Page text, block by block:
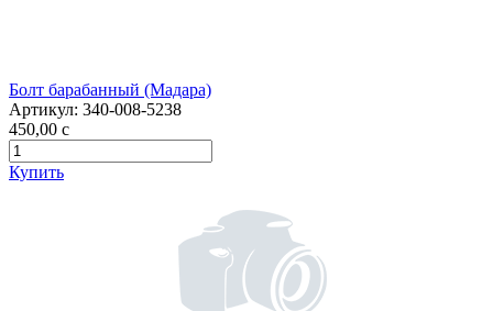
Болт барабанный (Мадара)
Артикул: 340-008-5238
450,00 c
Купить